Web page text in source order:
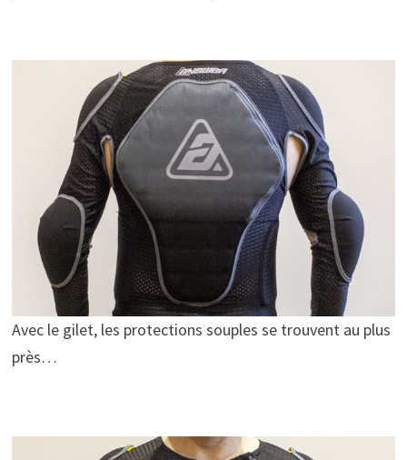
Avec le gilet, les protections souples se trouvent au plus
près…